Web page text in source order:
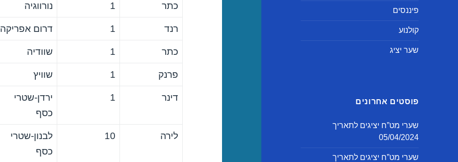
פיננסים
קולנוע
שער יציג
פוסטים אחרונים
שערי מט”ח יציגים לתאריך
05/04/2024
שערי מט”ח יציגים לתאריך
כתר 1 נורווגיה
רנד 1 דרום אפריקה
כתר 1 שוודיה
פרנק 1 שוויץ
דינר 1
ירדן-שטרי
כסף
לירה 10
לבנון-שטרי
כסף